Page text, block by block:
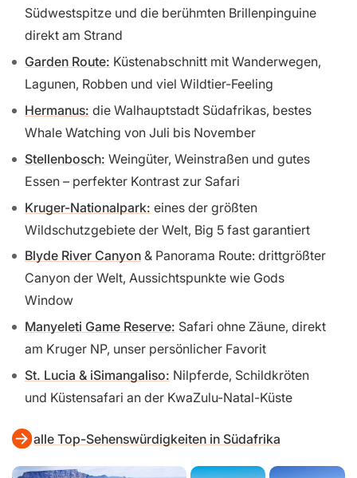
Südwestspitze und die berühmten Brillenpinguine
direkt am Strand
Garden Route: Küstenabschnitt mit Wanderwegen,
Lagunen, Robben und viel Wildtier-Feeling
Hermanus: die Walhauptstadt Südafrikas, bestes
Whale Watching von Juli bis November
Stellenbosch: Weingüter, Weinstraßen und gutes
Essen – perfekter Kontrast zur Safari
Kruger-Nationalpark: eines der größten
Wildschutzgebiete der Welt, Big 5 fast garantiert
Blyde River Canyon & Panorama Route: drittgrößter
Canyon der Welt, Aussichtspunkte wie Gods
Window
Manyeleti Game Reserve: Safari ohne Zäune, direkt
am Kruger NP, unser persönlicher Favorit
St. Lucia & iSimangaliso: Nilpferde, Schildkröten
und Küstensafari an der KwaZulu-Natal-Küste
alle Top-Sehenswürdigkeiten in Südafrika